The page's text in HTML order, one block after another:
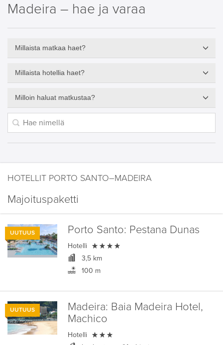
Madeira – hae ja varaa
Millaista matkaa haet?
Millaista hotellia haet?
Milloin haluat matkustaa?
HOTELLIT PORTO SANTO–MADEIRA
Majoituspaketti
UUTUUS Porto Santo: Pestana Dunas
Hotelli 
3,5 km
100 m
UUTUUS Madeira: Baia Madeira Hotel,
Machico
Hotelli 